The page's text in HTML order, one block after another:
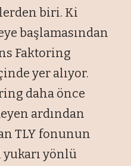
biri. Ki
başlamasından
Faktoring
yer alıyor.
daha önce
ardından
TLY fonunun
yönlü